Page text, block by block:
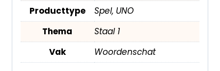
Producttype
Spel, UNO
Thema
Staal 1
Vak
Woordenschat